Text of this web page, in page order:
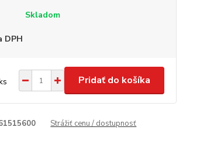
Skladom
DPH
Pridať do košíka
Strážiť cenu / dostupnosť